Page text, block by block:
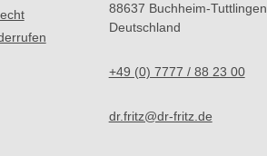
88637 Buchheim-Tuttlingen
Deutschland
+49 (0) 7777 / 88 23 00
dr.fritz@dr-fritz.de